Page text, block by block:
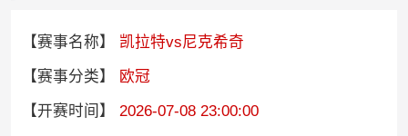
【赛事名称】
凯拉特vs尼克希奇
【赛事分类】
欧冠
【开赛时间】
2026-07-08 23:00:00